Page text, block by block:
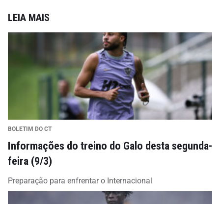
LEIA MAIS
BOLETIM DO CT
Informações do treino do Galo desta segunda-
feira (9/3)
Preparação para enfrentar o Internacional